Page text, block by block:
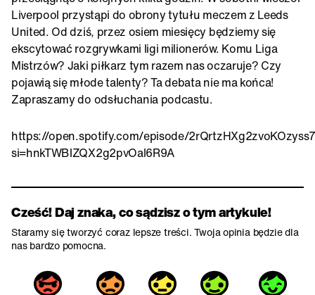
Liverpool przystąpi do obrony tytułu meczem z Leeds
United. Od dziś, przez osiem miesięcy będziemy się
ekscytować rozgrywkami ligi milionerów. Komu Liga
Mistrzów? Jaki piłkarz tym razem nas oczaruje? Czy
pojawią się młode talenty? Ta debata nie ma końca!
Zapraszamy do odsłuchania podcastu.
https://open.spotify.com/episode/
si=hnkTWBlZQX2g2pvOal6R9A
Cześć! Daj znaka, co sądzisz o tym artykule!
Staramy się tworzyć coraz lepsze treści. Twoja opinia będzie dla
nas bardzo pomocna.